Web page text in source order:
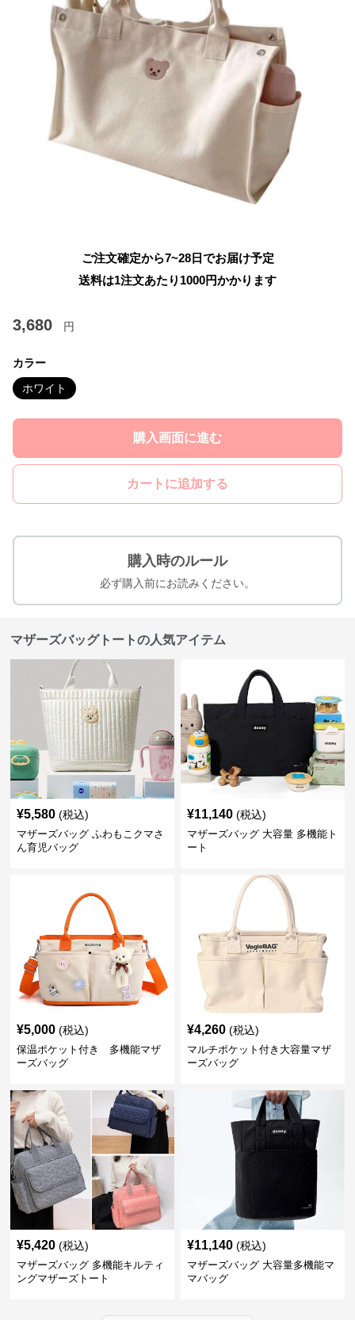
ご注文確定から7~28日でお届け予定
送料は1注文あたり 1000円かかります
3,680 円
カラー
ホワイト
購入画面に進む
カートに追加する
購入時のルール
必ず購入前にお読みください。
マザーズバッグトートの人気アイテム
¥5,580 (税込)
マザーズバッグ ふわもこクマさ
ん育児バッグ
¥11,140 (税込)
マザーズバッグ 大容量 多機能ト
ート
¥5,000 (税込)
保温ポケット付き 多機能マザ
ーズバッグ
¥4,260 (税込)
マルチポケット付き大容量マザ
ーズバッグ
¥5,420 (税込)
マザーズバッグ 多機能キルティ
ングマザーズトート
¥11,140 (税込)
マザーズバッグ 大容量多機能マ
マバッグ